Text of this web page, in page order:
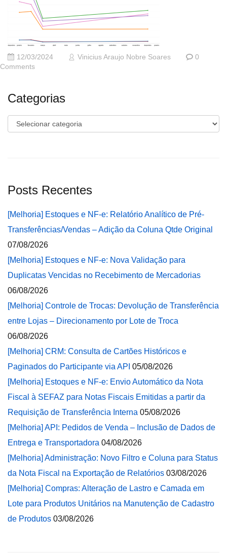
12/03/2024 Vinicius Araujo Nobre Soares
0
Comments
Categorias
Categorias
Posts Recentes
[Melhoria] Estoques e NF-e: Relatório Analítico de Pré-
Transferências/Vendas – Adição da Coluna Qtde Original
07/08/2026
[Melhoria] Estoques e NF-e: Nova Validação para
Duplicatas Vencidas no Recebimento de Mercadorias
06/08/2026
[Melhoria] Controle de Trocas: Devolução de Transferência
entre Lojas – Direcionamento por Lote de Troca
06/08/2026
[Melhoria] CRM: Consulta de Cartões Históricos e
Paginados do Participante via API 05/08/2026
[Melhoria] Estoques e NF-e: Envio Automático da Nota
Fiscal à SEFAZ para Notas Fiscais Emitidas a partir da
Requisição de Transferência Interna 05/08/2026
[Melhoria] API: Pedidos de Venda – Inclusão de Dados de
Entrega e Transportadora 04/08/2026
[Melhoria] Administração: Novo Filtro e Coluna para Status
da Nota Fiscal na Exportação de Relatórios 03/08/2026
[Melhoria] Compras: Alteração de Lastro e Camada em
Lote para Produtos Unitários na Manutenção de Cadastro
de Produtos 03/08/2026